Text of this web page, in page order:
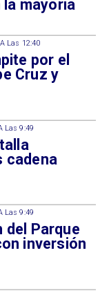
la mayoría
Las 12:40
por el
Cruz y
Las 9:49
cadena
Las 9:49
del Parque
inversión